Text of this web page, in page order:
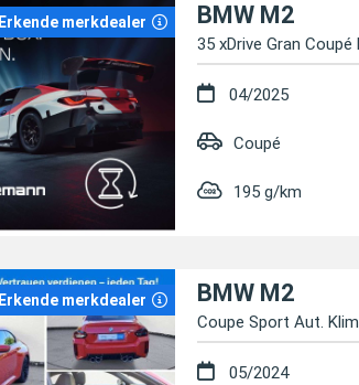
Erkende merkdealer BMW M2
35 xDrive Gran
04/2025
Coupé
195 g/km
Erkende merkdealer BMW M2
Coupe Sport Aut.
05/2024